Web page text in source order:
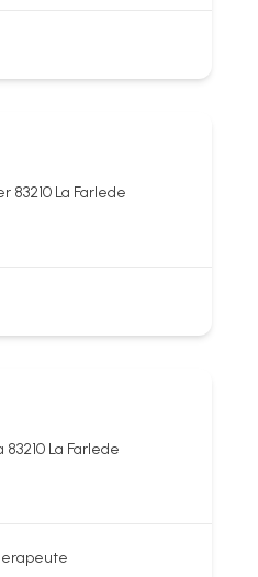
83210 La Farlede
83210 La Farlede